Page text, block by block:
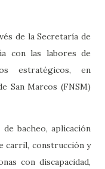
de la Secretaría de
con las labores de
estratégicos, en
San Marcos (FNSM)
bacheo, aplicación
carril, construcción y
con discapacidad,